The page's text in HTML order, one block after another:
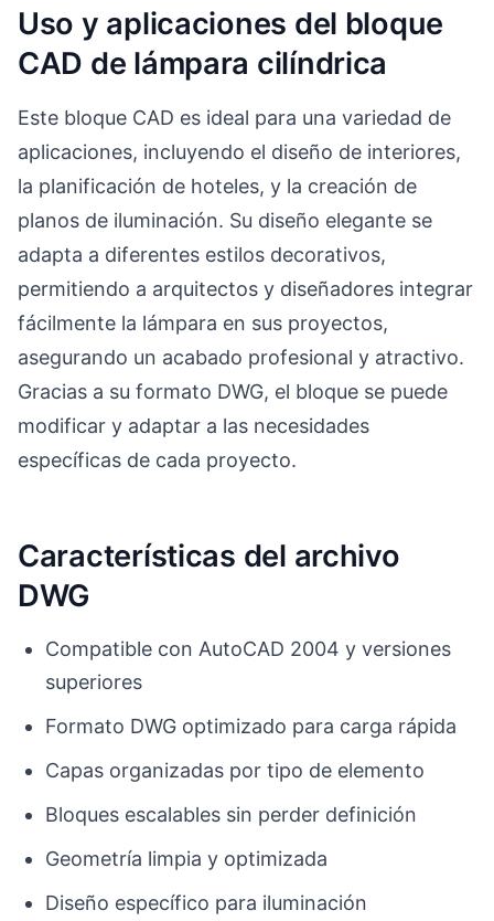
Uso y aplicaciones del bloque
CAD de lámpara cilíndrica
Este bloque CAD es ideal para una variedad de
aplicaciones, incluyendo el diseño de interiores,
la planificación de hoteles, y la creación de
planos de iluminación. Su diseño elegante se
adapta a diferentes estilos decorativos,
permitiendo a arquitectos y diseñadores integrar
fácilmente la lámpara en sus proyectos,
asegurando un acabado profesional y atractivo.
Gracias a su formato DWG, el bloque se puede
modificar y adaptar a las necesidades
específicas de cada proyecto.
Características del archivo
DWG
Compatible con AutoCAD 2004 y versiones
superiores
Formato DWG optimizado para carga rápida
Capas organizadas por tipo de elemento
Bloques escalables sin perder definición
Geometría limpia y optimizada
Diseño específico para iluminación